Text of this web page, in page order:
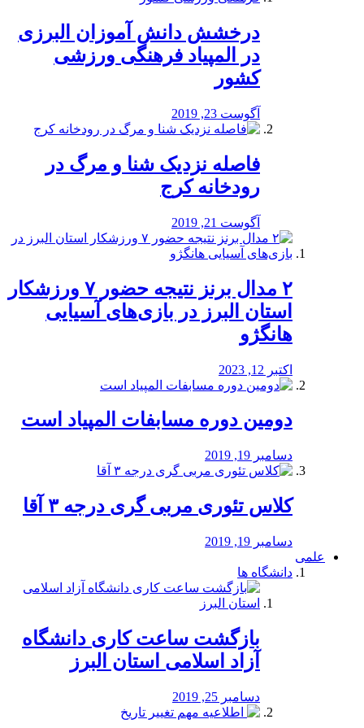
درخشش دانش آموزان البرزی
در المپیاد فرهنگی ورزشی
کشور
آگوست 23, 2019
️فاصله نزدیک شنا و مرگ در
رودخانه کرج
آگوست 21, 2019
۲ مدال برنز نتیجه حضور ۷ ورزشکار
استان البرز در بازی‌های آسیایی
هانگژو
اکتبر 12, 2023
دومین دوره مسابفات المپیاد است
دسامبر 19, 2019
کلاس تئوری مربی گری درجه ۳ آقا
دسامبر 19, 2019
علمی
دانشگاه ها
بازگشت ساعت کاری دانشگاه
آزاد اسلامی استان البرز
دسامبر 25, 2019